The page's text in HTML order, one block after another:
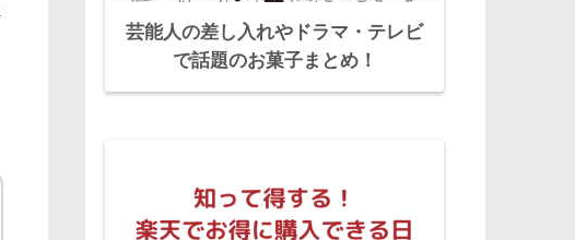
芸能人の差し入れやドラマ・テレビ
で話題のお菓子まとめ！